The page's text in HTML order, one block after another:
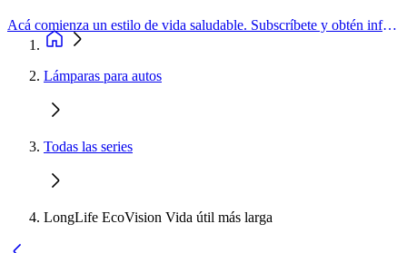
Acá comienza un estilo de vida saludable. Subscríbete y obtén información de primera mano
Lámparas para autos
Todas las series
LongLife EcoVision Vida útil más larga